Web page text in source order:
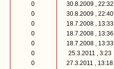
0 30.8.2009 , 22:32
0 30.8.2009 , 22:40
0 18.7.2008 , 13:33
0 18.7.2008 , 13:36
0 18.7.2008 , 13:33
0 25.3.2011 , 3:23
0 27.3.2011 , 13:18